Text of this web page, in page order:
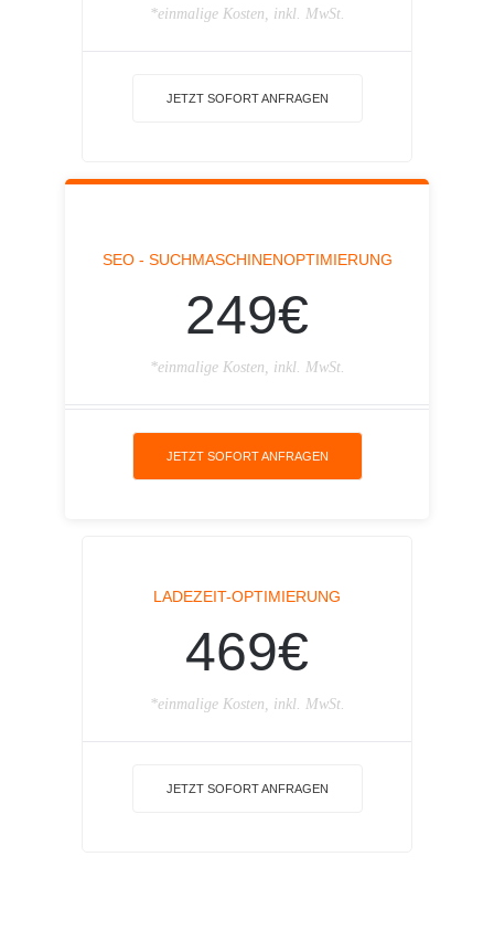
*einmalige Kosten, inkl. MwSt.
JETZT SOFORT ANFRAGEN
SEO - SUCHMASCHINENOPTIMIERUNG
249€
*einmalige Kosten, inkl. MwSt.
JETZT SOFORT ANFRAGEN
LADEZEIT-OPTIMIERUNG
469€
*einmalige Kosten, inkl. MwSt.
JETZT SOFORT ANFRAGEN